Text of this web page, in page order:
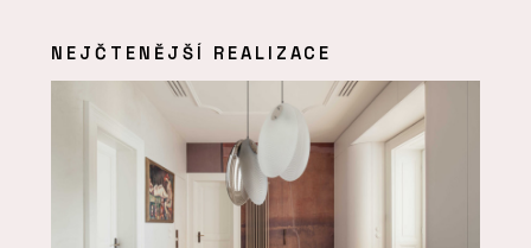
NEJČTENĚJŠÍ REALIZACE